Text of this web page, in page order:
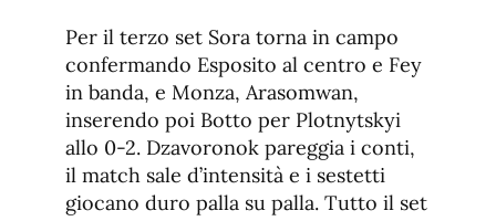
Per il terzo set Sora torna in campo
confermando Esposito al centro e Fey
in banda, e Monza, Arasomwan,
inserendo poi Botto per Plotnytskyi
allo 0-2. Dzavoronok pareggia i conti,
il match sale d’intensità e i sestetti
giocano duro palla su palla. Tutto il set